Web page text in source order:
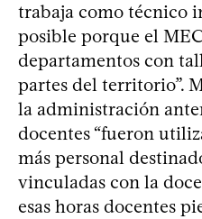
trabaja como técnico
posible porque el
departamentos con
partes del territorio”.
la administración
docentes “fueron
más personal
vinculadas con la
esas horas docentes